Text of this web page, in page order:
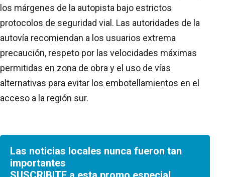
los márgenes de la autopista bajo estrictos
protocolos de seguridad vial. Las autoridades de la
autovía recomiendan a los usuarios extrema
precaución, respeto por las velocidades máximas
permitidas en zona de obra y el uso de vías
alternativas para evitar los embotellamientos en el
acceso a la región sur.
Las noticias locales nunca fueron tan
importantes